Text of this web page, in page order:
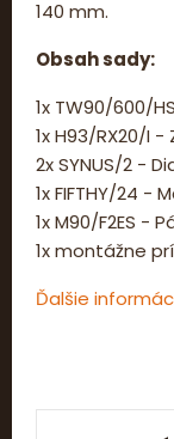
140 mm.
Obsah sady:
1x TW90/600/
1x H93/RX20/I
2x SYNUS/2 -
1x FIFTHY/24 -
1x M90/F2ES -
1x montážne
Ďalšie